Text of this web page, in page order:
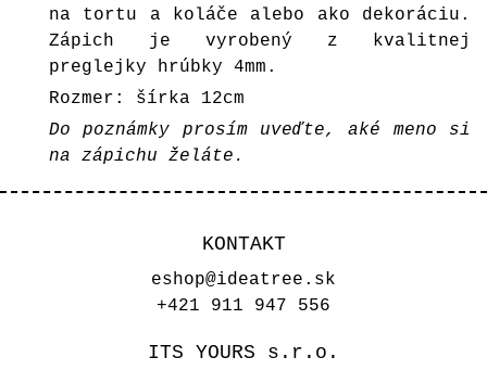
na tortu a koláče alebo ako dekoráciu.
Zápich je vyrobený z kvalitnej
preglejky hrúbky 4mm.
Rozmer: šírka 12cm
Do poznámky prosím uveďte, aké meno si
na zápichu želáte.
KONTAKT
eshop@ideatree.sk
+421 911 947 556
ITS YOURS s.r.o.